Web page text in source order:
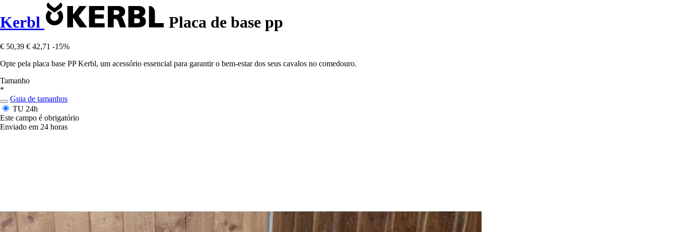
Kerbl Placa de base pp
€ 50,39 € 42,71 -15%
Opte pela placa base PP Kerbl, um acessório essencial para garantir o bem-estar dos seus cavalos no comedouro.
Tamanho
*
Guia de tamanhos
TU 24h
Este campo é obrigatório
Enviado em 24 horas